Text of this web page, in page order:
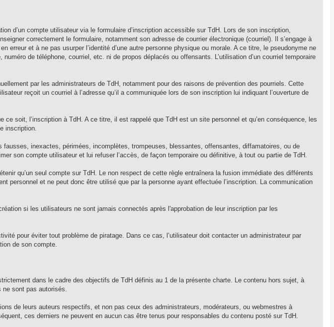
d’un compte utilisateur via le formulaire d’inscription accessible sur TdH. Lors de son inscription,
correctement le formulaire, notamment son adresse de courrier électronique (courriel). Il s’engage à
erreur et à ne pas usurper l’identité d’une autre personne physique ou morale. A ce titre, le pseudonyme ne
de téléphone, courriel, etc. ni de propos déplacés ou offensants. L’utilisation d’un courriel temporaire
par les administrateurs de TdH, notamment pour des raisons de prévention des pourriels. Cette
reçoit un courriel à l’adresse qu’il a communiquée lors de son inscription lui indiquant l’ouverture de
ce soit, l’inscription à TdH. A ce titre, il est rappelé que TdH est un site personnel et qu’en conséquence, les
inscription.
fausses, inexactes, périmées, incomplètes, trompeuses, blessantes, offensantes, diffamatoires, ou de
son compte utilisateur et lui refuser l’accès, de façon temporaire ou définitive, à tout ou partie de TdH.
qu’un seul compte sur TdH. Le non respect de cette règle entraînera la fusion immédiate des différents
personnel et ne peut donc être utilisé que par la personne ayant effectuée l’inscription. La communication
si les utilisateurs ne sont jamais connectés après l'approbation de leur inscription par les
pour éviter tout problème de piratage. Dans ce cas, l’utilisateur doit contacter un administrateur par
de son compte.
dans le cadre des objectifs de TdH définis au 1 de la présente charte. Le contenu hors sujet, à
ne sont pas autorisés.
de leurs auteurs respectifs, et non pas ceux des administrateurs, modérateurs, ou webmestres à
ces derniers ne peuvent en aucun cas être tenus pour responsables du contenu posté sur TdH.